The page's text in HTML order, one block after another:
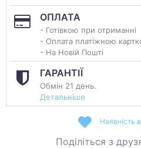
ОПЛАТА
- Готівкою при отриманні
- Оплата платіжною
- На Новій Пошті
ГАРАНТІЇ
Обмін 21 день.
Детальніше
Наявність
Поділіться з